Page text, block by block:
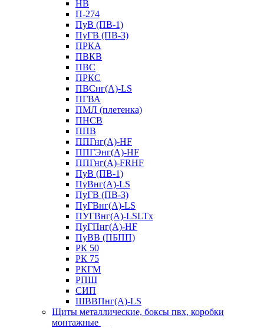
НВ
П-274
ПуВ (ПВ-1)
ПуГВ (ПВ-3)
ПРКА
ПВКВ
ПВС
ПРКС
ПВСнг(А)-LS
ПГВА
ПМЛ (плетенка)
ПНСВ
ППВ
ППГнг(А)-HF
ППГЭнг(А)-HF
ППГнг(А)-FRHF
ПуВ (ПВ-1)
ПуВнг(А)-LS
ПуГВ (ПВ-3)
ПуГВнг(А)-LS
ПУГВнг(А)-LSLTx
ПуГПнг(А)-HF
ПуВВ (ПБПП)
РК 50
РК 75
РКГМ
РПШ
СИП
ШВВПнг(А)-LS
Щиты металлические, боксы пвх, коробки
монтажные